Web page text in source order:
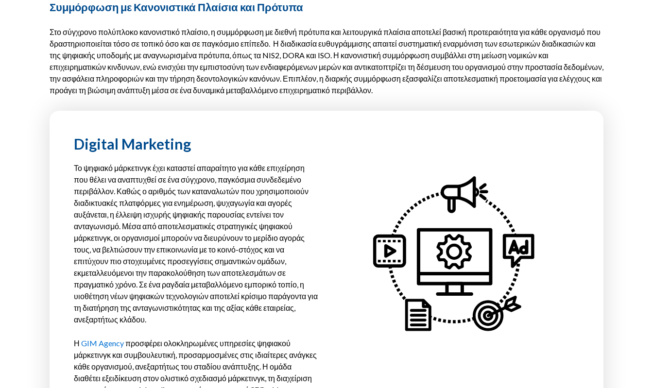
Συμμόρφωση με Κανονιστικά Πλαίσια και Πρότυπα
Στο σύγχρονο πολύπλοκο κανονιστικό πλαίσιο, η συμμόρφωση με διεθνή πρότυπα και λειτουργικά πλαίσια αποτελεί βασική προτεραιότητα για κάθε οργανισμό που
δραστηριοποιείται τόσο σε τοπικό όσο και σε παγκόσμιο επίπεδο. Η διαδικασία ευθυγράμμισης απαιτεί συστηματική εναρμόνιση των εσωτερικών διαδικασιών και
της ψηφιακής υποδομής με αναγνωρισμένα πρότυπα, όπως τα NIS2, DORA και ISO. Η κανονιστική συμμόρφωση συμβάλλει στη μείωση νομικών και
επιχειρηματικών κινδυνων, ενώ ενισχύει την εμπιστοσύνη των ενδιαφερόμενων μερών και αντικατοπτρίζει τη δέσμευση του οργανισμού στην προστασία δεδομένων,
την ασφάλεια πληροφοριών και την τήρηση δεοντολογικών κανόνων. Επιπλέον, η διαρκής συμμόρφωση εξασφαλίζει αποτελεσματική προετοιμασία για ελέγχους και
προάγει τη βιώσιμη ανάπτυξη μέσα σε ένα δυναμικά μεταβαλλόμενο επιχειρηματικό περιβάλλον.
Digital Marketing
Το ψηφιακό μάρκετινγκ έχει καταστεί απαραίτητο για κάθε επιχείρηση
που θέλει να αναπτυχθεί σε ένα σύγχρονο, παγκόσμια συνδεδεμένο
περιβάλλον. Καθώς ο αριθμός των καταναλωτών που χρησιμοποιούν
διαδικτυακές πλατφόρμες για ενημέρωση, ψυχαγωγία και αγορές
αυξάνεται, η έλλειψη ισχυρής ψηφιακής παρουσίας εντείνει τον
ανταγωνισμό. Μέσα από αποτελεσματικές στρατηγικές ψηφιακού
μάρκετινγκ, οι οργανισμοί μπορούν να διευρύνουν το μερίδιο αγοράς
τους, να βελτιώσουν την επικοινωνία με το κοινό-στόχος και να
επιτύχουν πιο στοχευμένες προσεγγίσεις σημαντικών ομάδων,
εκμεταλλευόμενοι την παρακολούθηση των αποτελεσμάτων σε
πραγματικό χρόνο. Σε ένα ραγδαία μεταβαλλόμενο εμπορικό τοπίο, η
υιοθέτηση νέων ψηφιακών τεχνολογιών αποτελεί κρίσιμο παράγοντα για
τη διατήρηση της ανταγωνιστικότητας και της αξίας κάθε εταιρείας,
ανεξαρτήτως κλάδου.
Η GIM Agencyπροσφέρει ολοκληρωμένες υπηρεσίες ψηφιακού
μάρκετινγκ και συμβουλευτική, προσαρμοσμένες στις ιδιαίτερες ανάγκες
κάθε οργανισμού, ανεξαρτήτως του σταδίου ανάπτυξης. Η ομάδα
διαθέτει εξειδίκευση στον ολιστικό σχεδιασμό μάρκετινγκ, τη διαχείριση